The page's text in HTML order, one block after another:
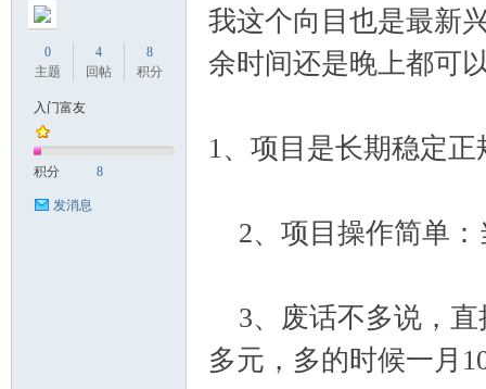
0
主题
4
回帖
8
积分
入门富友
积分 8
发消息
我这个向目也是最新
余时间还是晚上都可
1、项目是长期稳定
2、项目操作简单：
3、废话不多说，直
多元，多的时候一月